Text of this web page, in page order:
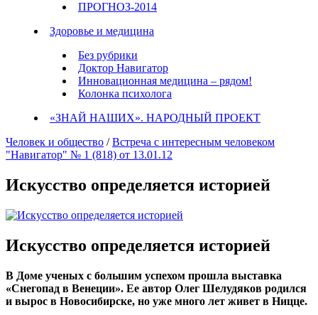
ПРОГНОЗ-2014
Здоровье и медицина
Без рубрики
Доктор Навигатор
Инновационная медицина – рядом!
Колонка психолога
«ЗНАЙ НАШИХ». НАРОДНЫЙ ПРОЕКТ
Человек и общество /Встреча с интересным человеком
"Навигатор" № 1 (818) от 13.01.12
Искусство определяется историей
Искусство определяется историей
В Доме ученых с большим успехом прошла выставка
«Снегопад в Венеции». Ее автор Олег Шелудяков родился
и вырос в Новосибирске, но уже много лет живет в Ницце.